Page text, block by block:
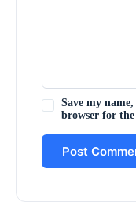
Save my
browser for
Post